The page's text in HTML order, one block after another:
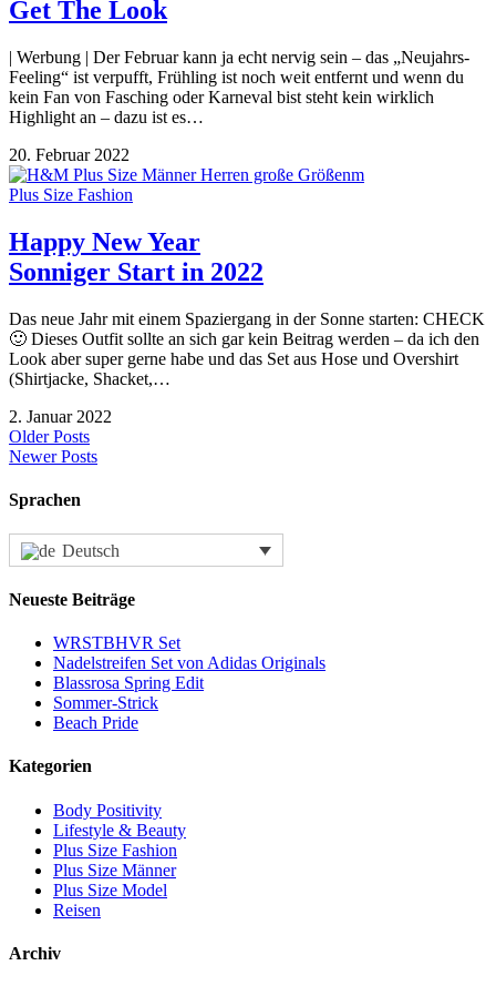
Get The Look
| Werbung | Der Februar kann ja echt nervig sein – das „Neujahrs-
Feeling“ ist verpufft, Frühling ist noch weit entfernt und wenn du
kein Fan von Fasching oder Karneval bist steht kein wirklich
Highlight an – dazu ist es…
20. Februar 2022
Plus Size Fashion
Happy New Year
Sonniger Start in 2022
Das neue Jahr mit einem Spaziergang in der Sonne starten: CHECK
🙂 Dieses Outfit sollte an sich gar kein Beitrag werden – da ich den
Look aber super gerne habe und das Set aus Hose und Overshirt
(Shirtjacke, Shacket,…
2. Januar 2022
Older Posts
Newer Posts
Sprachen
Deutsch
Neueste Beiträge
WRSTBHVR Set
Nadelstreifen Set von Adidas Originals
Blassrosa Spring Edit
Sommer-Strick
Beach Pride
Kategorien
Body Positivity
Lifestyle & Beauty
Plus Size Fashion
Plus Size Männer
Plus Size Model
Reisen
Archiv